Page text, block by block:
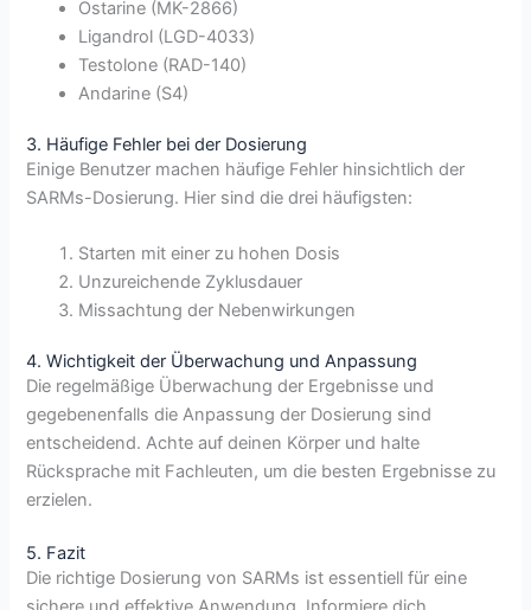
Ostarine (MK-2866)
Ligandrol (LGD-4033)
Testolone (RAD-140)
Andarine (S4)
3. Häufige Fehler bei der Dosierung
Einige Benutzer machen häufige Fehler hinsichtlich der
SARMs-Dosierung. Hier sind die drei häufigsten:
Starten mit einer zu hohen Dosis
Unzureichende Zyklusdauer
Missachtung der Nebenwirkungen
4. Wichtigkeit der Überwachung und Anpassung
Die regelmäßige Überwachung der Ergebnisse und
gegebenenfalls die Anpassung der Dosierung sind
entscheidend. Achte auf deinen Körper und halte
Rücksprache mit Fachleuten, um die besten Ergebnisse zu
erzielen.
5. Fazit
Die richtige Dosierung von SARMs ist essentiell für eine